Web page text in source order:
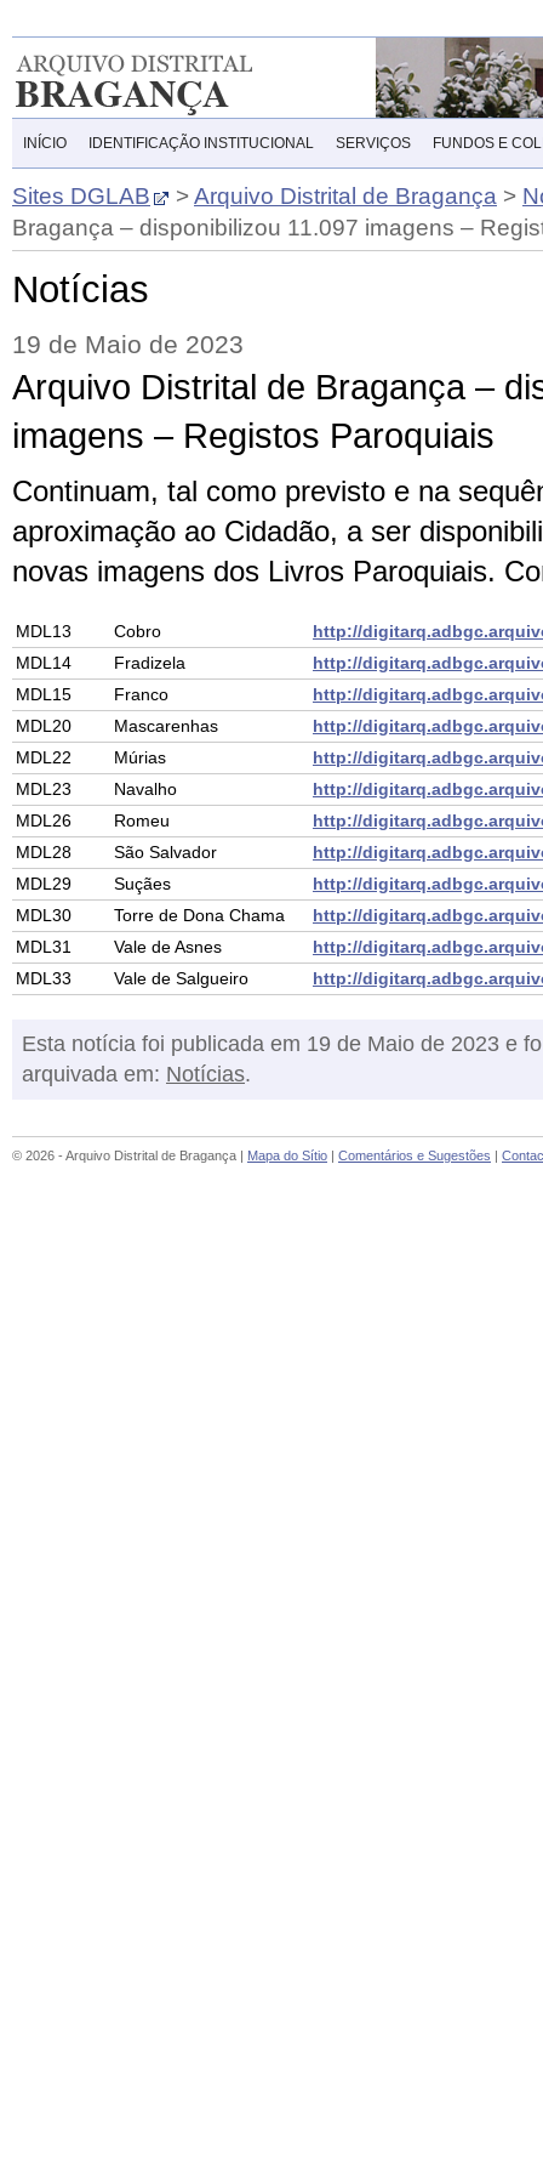
INÍCIO IDENTIFICAÇÃO INSTITUCIONAL SERVIÇOS FUNDOS E
Sites DGLAB >Arquivo Distrital de Bragança >
Bragança – disponibilizou 11.097 imagens –
Notícias
19 de Maio de 2023
Arquivo Distrital de Bragança –
imagens – Registos Paroquiais
Continuam, tal como previsto e na
aproximação ao Cidadão, a ser
novas imagens dos Livros Paroquiais.
MDL13 Cobro
http://
MDL14
Fradizela
http://
MDL15
Franco
http://
MDL20
Mascarenhas
http://
MDL22
Múrias
http://
MDL23
Navalho
http://
MDL26
Romeu
http://
MDL28
São Salvador
http://
MDL29
Suçães
http://
MDL30
Torre de Dona Chama
http://
MDL31
Vale de Asnes
http://
MDL33
Vale de Salgueiro http://
Esta notícia foi publicada em 19 de Maio de 2023 e
arquivada em: Notícias.
© 2026 - Arquivo Distrital de Bragança | Mapa do Sítio | Comentários e Sugestões |